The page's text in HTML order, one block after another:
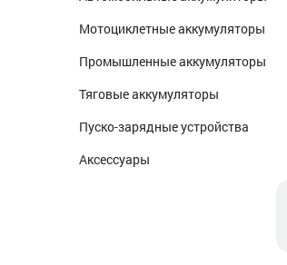
Мотоциклетные аккумуляторы
Промышленные аккумуляторы
Тяговые аккумуляторы
Пуско-зарядные устройства
Аксессуары